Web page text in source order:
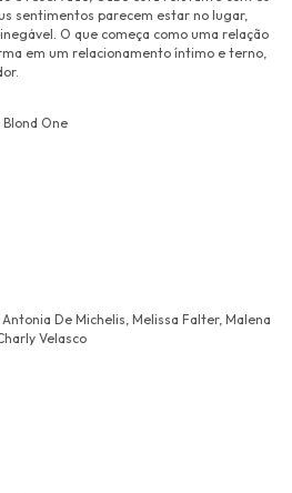
sentimentos parecem estar no lugar,
O que começa como uma relação
em um relacionamento íntimo e terno,
One
De Michelis, Melissa Falter, Malena
Velasco